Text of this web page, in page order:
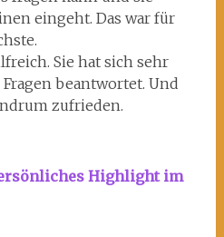
eingeht. Das war für
Sie hat sich sehr
beantwortet. Und
zufrieden.
Highlight im